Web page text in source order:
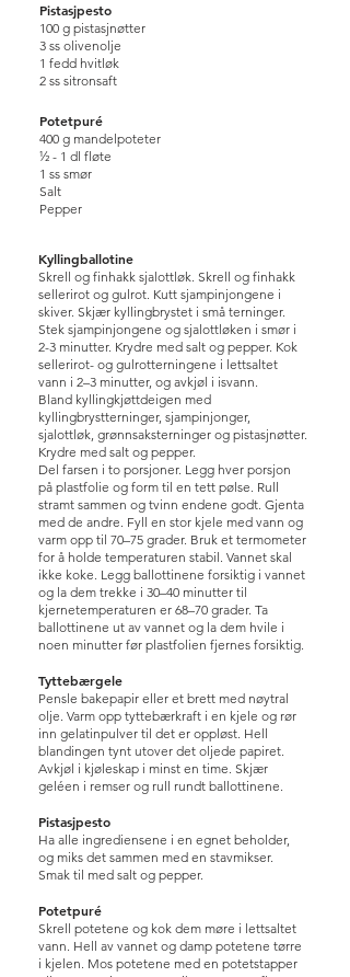
Pistasjpesto
100 g pistasjnøtter
3 ss olivenolje
1 fedd hvitløk
2 ss sitronsaft
Potetpuré
400 g mandelpoteter
½ - 1 dl fløte
1 ss smør
Salt
Pepper
Kyllingballotine
Skrell og finhakk sjalottløk. Skrell og finhakk
sellerirot og gulrot. Kutt sjampinjongene i
skiver. Skjær kyllingbrystet i små terninger.
Stek sjampinjongene og sjalottløken i smør i
2-3 minutter. Krydre med salt og pepper. Kok
sellerirot- og gulrotterningene i lettsaltet
vann i 2–3 minutter, og avkjøl i isvann.
Bland kyllingkjøttdeigen med
kyllingbrystterninger, sjampinjonger,
sjalottløk, grønnsaksterninger og pistasjnøtter.
Krydre med salt og pepper.
Del farsen i to porsjoner. Legg hver porsjon
på plastfolie og form til en tett pølse. Rull
stramt sammen og tvinn endene godt. Gjenta
med de andre. Fyll en stor kjele med vann og
varm opp til 70–75 grader. Bruk et termometer
for å holde temperaturen stabil. Vannet skal
ikke koke. Legg ballottinene forsiktig i vannet
og la dem trekke i 30–40 minutter til
kjernetemperaturen er 68–70 grader. Ta
ballottinene ut av vannet og la dem hvile i
noen minutter før plastfolien fjernes forsiktig.
Tyttebærgele
Pensle bakepapir eller et brett med nøytral
olje. Varm opp tyttebærkraft i en kjele og rør
inn gelatinpulver til det er oppløst. Hell
blandingen tynt utover det oljede papiret.
Avkjøl i kjøleskap i minst en time. Skjær
geléen i remser og rull rundt ballottinene.
Pistasjpesto
Ha alle ingrediensene i en egnet beholder,
og miks det sammen med en stavmikser.
Smak til med salt og pepper.
Potetpuré
Skrell potetene og kok dem møre i lettsaltet
vann. Hell av vannet og damp potetene tørre
i kjelen. Mos potetene med en potetstapper